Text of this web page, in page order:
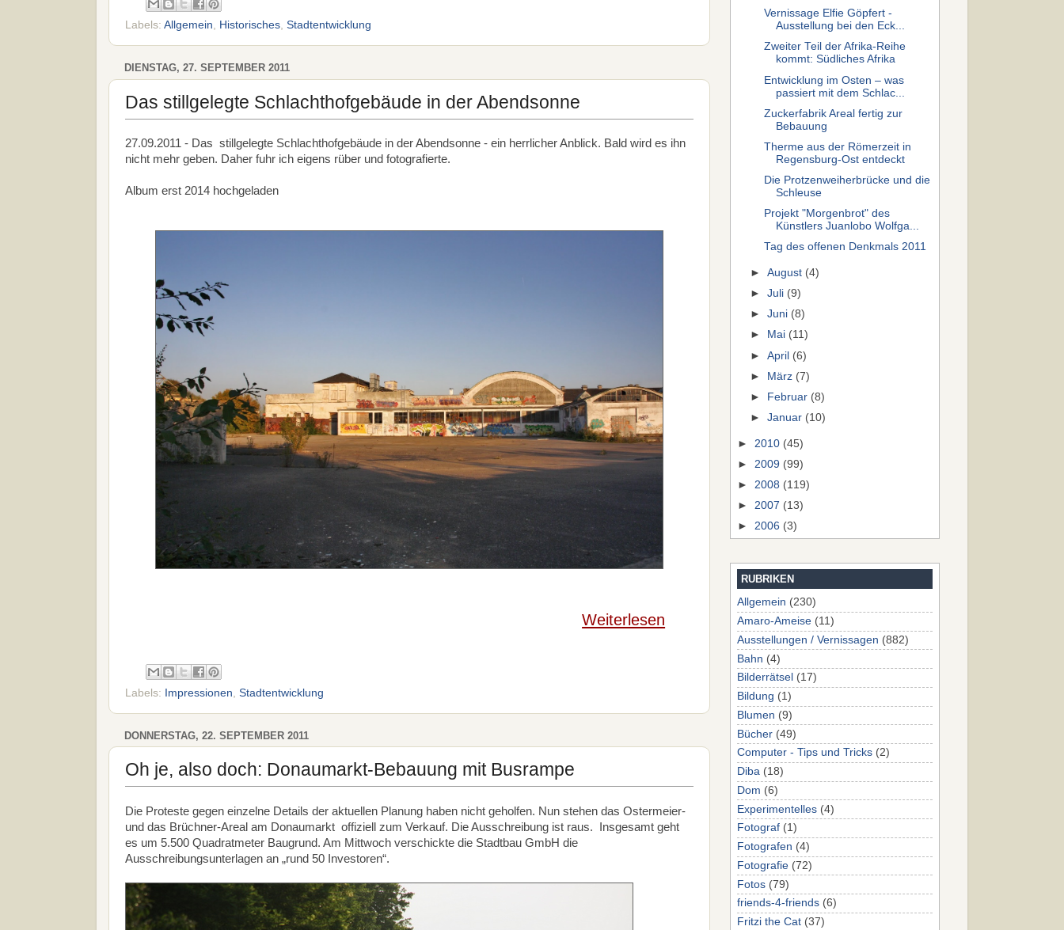
Labels: Allgemein, Historisches, Stadtentwicklung
DIENSTAG, 27. SEPTEMBER 2011
Das stillgelegte Schlachthofgebäude in der Abendsonne
27.09.2011 - Das stillgelegte Schlachthofgebäude in der Abendsonne - ein herrlicher Anblick. Bald wird es ihn
nicht mehr geben. Daher fuhr ich eigens rüber und fotografierte.
Album erst 2014 hochgeladen
Weiterlesen
Labels: Impressionen Stadtentwicklung
DONNERSTAG, 22. SEPTEMBER 2011
Oh je, also doch: Donaumarkt-Bebauung mit Busrampe
Die Proteste gegen einzelne Details der aktuellen Planung haben nicht geholfen. Nun stehen das Ostermeier-
und das Brüchner-Areal am Donaumarkt offiziell zum Verkauf. Die Ausschreibung ist raus. Insgesamt geht
es um 5.500 Quadratmeter Baugrund. Am Mittwoch verschickte die Stadtbau GmbH die
Ausschreibungsunterlagen an „rund 50 Investoren“.
Vernissage Elfie Göpfert -
Ausstellung bei den Eck...
Zweiter Teil der Afrika-Reihe
kommt: Südliches Afrika
Entwicklung im Osten – was
passiert mit dem Schlac...
Zuckerfabrik Areal fertig zur
Bebauung
Therme aus der Römerzeit in
Regensburg-Ost entdeckt
Die Protzenweiherbrücke und die
Schleuse
Projekt "Morgenbrot" des
Künstlers Juanlobo Wolfga...
Tag des offenen Denkmals 2011
►August (4)
►Juli (9)
►Juni (8)
►
Mai (11)
►April (6)
► März (7)
►
Februar (8)
►Januar (10)
► 2010 (45)
► 2009 (99)
► 2008 (119)
► 2007 (13)
► 2006 (3)
RUBRIKEN
Allgemein (230)
Amaro-Ameise (11)
Ausstellungen / Vernissagen (882)
Bahn (4)
Bilderrätsel (17)
Bildung (1)
Blumen (9)
Bücher (49)
Computer - Tips und Tricks (2)
Diba (18)
Dom (6)
Experimentelles (4)
Fotograf (1)
Fotografen (4)
Fotografie (72)
Fotos (79)
friends-4-friends (6)
Fritzi the Cat (37)